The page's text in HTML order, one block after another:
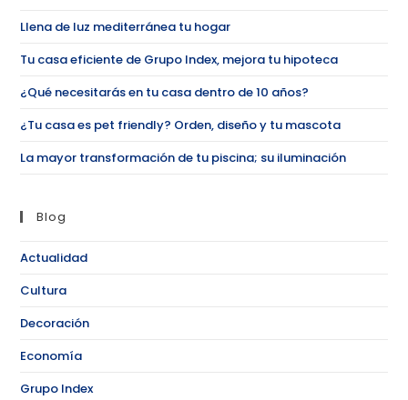
Llena de luz mediterránea tu hogar
Tu casa eficiente de Grupo Index, mejora tu hipoteca
¿Qué necesitarás en tu casa dentro de 10 años?
¿Tu casa es pet friendly? Orden, diseño y tu mascota
La mayor transformación de tu piscina; su iluminación
Blog
Actualidad
Cultura
Decoración
Economía
Grupo Index